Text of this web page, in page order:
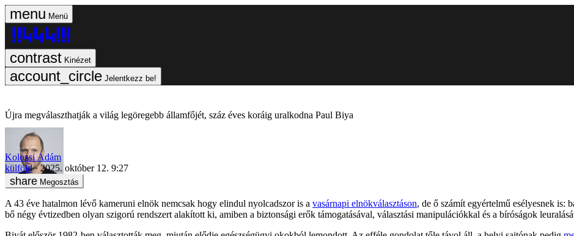
Menü
Kinézet
Jelentkezz be!
Újra megválaszthatják a világ legöregebb államfőjét, száz éves koráig uralkodna Paul Biya
Kolozsi Ádám
külföld
2025. október 12. 9:27
Megosztás
A 43 éve hatalmon lévő kameruni elnök nemcsak hogy elindul nyolcadszor is a vasárnapi elnökválasztáson, de ő számít egyértelmű esélyesnek
bő négy évtizedben olyan szigorú rendszert alakított ki, amiben a biztonsági erők támogatásával, választási manipulációkkal és a bíróságok